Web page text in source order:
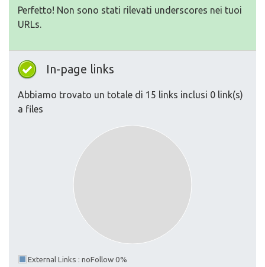
Perfetto! Non sono stati rilevati underscores nei tuoi
URLs.
In-page links
Abbiamo trovato un totale di 15 links inclusi 0 link(s)
a files
External Links : noFollow 0%